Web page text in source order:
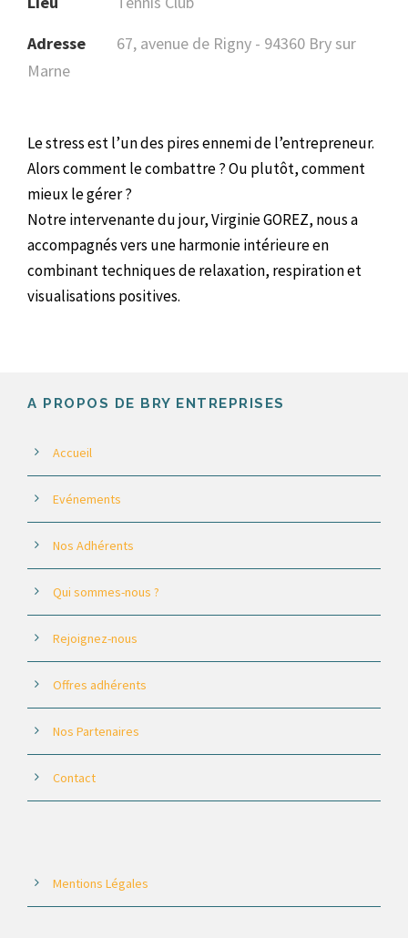
Adresse
67, avenue de Rigny - 94360 Bry sur
Marne
Le stress est l’un des pires ennemi de l’entrepreneur.
Alors comment le combattre ? Ou plutôt, comment
mieux le gérer ?
Notre intervenante du jour, Virginie GOREZ, nous a
accompagnés vers une harmonie intérieure en
combinant techniques de relaxation, respiration et
visualisations positives.
A PROPOS DE BRY ENTREPRISES
Accueil
Evénements
Nos Adhérents
Qui sommes-nous ?
Rejoignez-nous
Offres adhérents
Nos Partenaires
Contact
Mentions Légales